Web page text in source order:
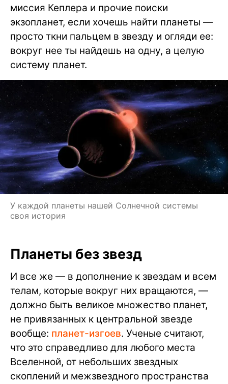
миссия Кеплера и прочие поиски
экзопланет, если хочешь найти планеты —
просто ткни пальцем в звезду и огляди ее:
вокруг нее ты найдешь на одну, а целую
систему планет.
У каждой планеты нашей Солнечной системы
своя история
Планеты без звезд
И все же — в дополнение к звездам и всем
телам, которые вокруг них вращаются, —
должно быть великое множество планет,
не привязанных к центральной звезде
вообще: планет-изгоев. Ученые считают,
что это справедливо для любого места
Вселенной, от небольших звездных
скоплений и межзвездного пространства